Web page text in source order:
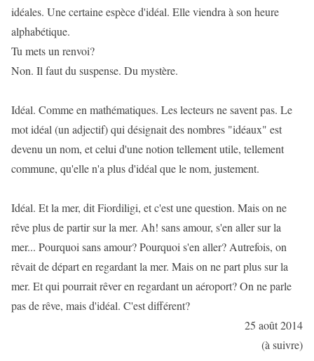
idéales. Une certaine espèce d'idéal. Elle viendra à son heure
alphabétique.
Tu mets un renvoi?
Non. Il faut du suspense. Du mystère.
Idéal. Comme en mathématiques. Les lecteurs ne savent pas. Le
mot idéal (un adjectif) qui désignait des nombres "idéaux" est
devenu un nom, et celui d'une notion tellement utile, tellement
commune, qu'elle n'a plus d'idéal que le nom, justement.
Idéal. Et la mer, dit Fiordiligi, et c'est une question. Mais on ne
rêve plus de partir sur la mer. Ah! sans amour, s'en aller sur la
mer... Pourquoi sans amour? Pourquoi s'en aller? Autrefois, on
rêvait de départ en regardant la mer. Mais on ne part plus sur la
mer. Et qui pourrait rêver en regardant un aéroport? On ne parle
pas de rêve, mais d'idéal. C'est différent?
25 août 2014
(à suivre)